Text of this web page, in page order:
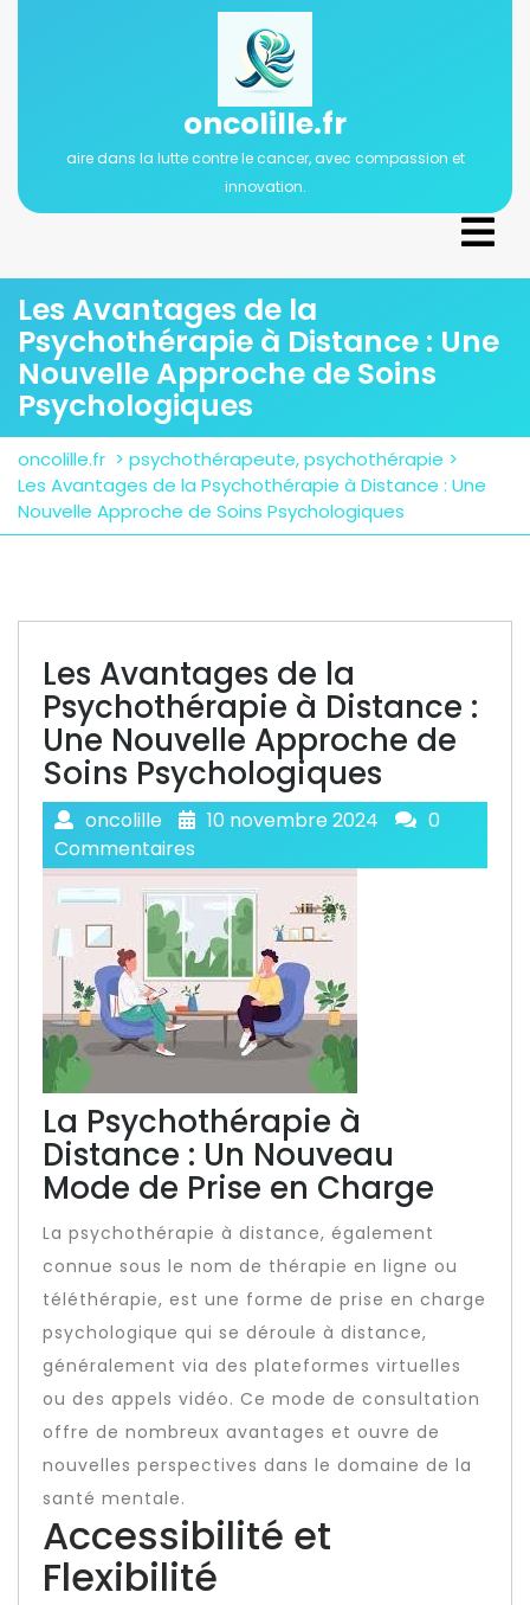
oncolille.fr
aire dans la lutte contre le cancer, avec compassion et
innovation.
Les Avantages de la
Psychothérapie à Distance : Une
Nouvelle Approche de Soins
Psychologiques
oncolille.fr > psychothérapeute,psychothérapie >
Les Avantages de la Psychothérapie à Distance : Une
Nouvelle Approche de Soins Psychologiques
Les Avantages de la
Psychothérapie à Distance :
Une Nouvelle Approche de
Soins Psychologiques
oncolille 10 novembre 2024
0
Commentaires
La Psychothérapie à
Distance : Un Nouveau
Mode de Prise en Charge
La psychothérapie à distance, également
connue sous le nom de thérapie en ligne ou
téléthérapie, est une forme de prise en charge
psychologique qui se déroule à distance,
généralement via des plateformes virtuelles
ou des appels vidéo. Ce mode de consultation
offre de nombreux avantages et ouvre de
nouvelles perspectives dans le domaine de la
santé mentale.
Accessibilité et
Flexibilité